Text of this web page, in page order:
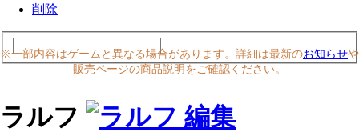
削除
※一部内容はゲームと異なる場合があります。詳細は最新のお知らせや
販売ページの商品説明をご確認ください。
ラルフ